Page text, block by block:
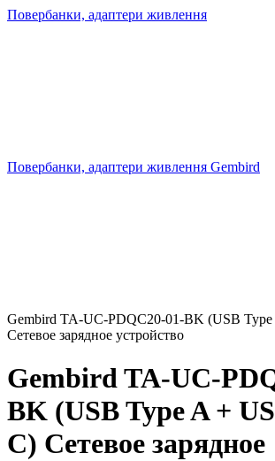
Повербанки, адаптери живлення
Повербанки, адаптери живлення Gembird
Gembird TA-UC-PDQC20-01-BK (USB
Сетевое зарядное устройство
Gembird TA-UC-
BK (USB Type A +
C) Сетевое зарядное